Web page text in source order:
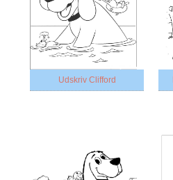
Udskriv Clifford